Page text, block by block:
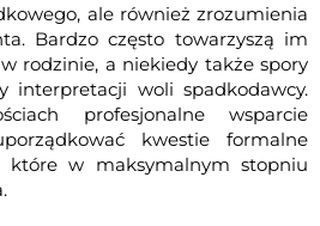
ale również zrozumienia
Bardzo często towarzyszą im
rodzinie, a niekiedy także spory
interpretacji woli spadkodawcy.
profesjonalne wsparcie
kwestie formalne
które w maksymalnym stopniu